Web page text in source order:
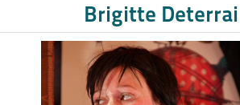
Brigitte